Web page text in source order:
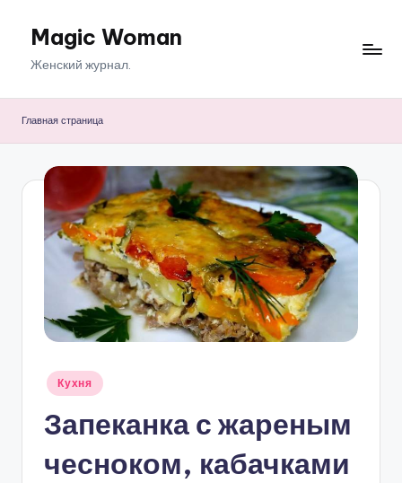
ПерейтиMagic Woman
Женский журнал.
Главная страница
Опубликовано
Кухня
Запеканка с жареным
чесноком, кабачками